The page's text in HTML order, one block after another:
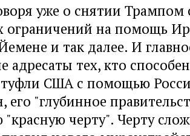
уже о снятии Трампом
ограничений на помощь
и так далее. И
адресаты тех, кто
США с помощью
его "глубинное
черту". Черту